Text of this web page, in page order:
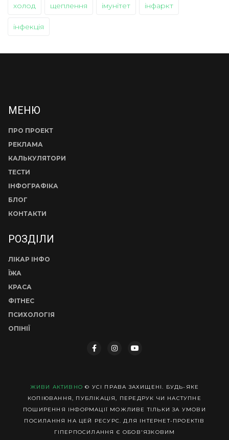
холод щеплення імунітет інфаркт
інфекція
МЕНЮ
ПРО ПРОЕКТ
РЕКЛАМА
КАЛЬКУЛЯТОРИ
ТЕСТИ
ІНФОГРАФІКА
БЛОГ
КОНТАКТИ
РОЗДІЛИ
ЛІКАР ІНФО
ЇЖА
КРАСА
ФІТНЕС
ПСИХОЛОГІЯ
ОПІНІЇ
ЖИВИ АКТИВНО © УСІ ПРАВА ЗАХИЩЕНІ. БУДЬ-ЯКЕ
КОПІЮВАННЯ, ПУБЛІКАЦІЯ, ПЕРЕДРУК ЧИ НАСТУПНЕ
ПОШИРЕННЯ ІНФОРМАЦІЇ МОЖЛИВЕ ТІЛЬКИ ЗА УМОВИ
ПОСИЛАННЯ НА ЦЕЙ РЕСУРС. ДЛЯ ІНТЕРНЕТ-ПРОЕКТІВ
ГІПЕРПОСИЛАННЯ Є ОБОВ'ЯЗКОВИМ